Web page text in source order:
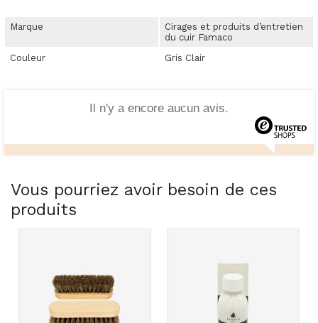
Marque
Cirages et produits d’entretien
du cuir Famaco
Couleur
Gris Clair
Il n'y a encore aucun avis.
Vous pourriez avoir besoin de ces
produits